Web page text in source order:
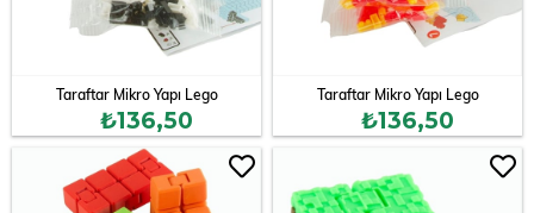
Taraftar Mikro Yapı Lego
₺136,50
Taraftar Mikro Yapı Lego
₺136,50